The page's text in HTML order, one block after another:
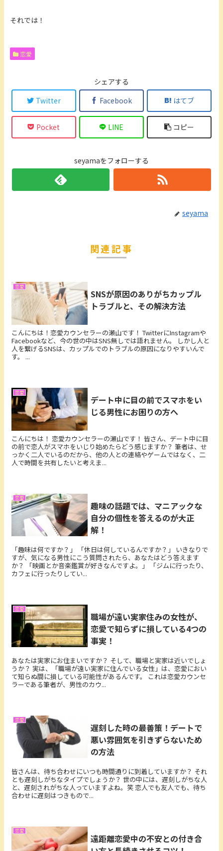
それでは！
恋愛
シェアする
Twitter
Facebook はてブ
Pocket LINE コピー
seyamaをフォローする
seyama
関連記事
恋愛
SNSが原因のありがちカップル
トラブルと、その解決方法
こんにちは！恋愛カウンセラーの瀬山です！ TwitterにInstagramや
Facebookなど、今の世の中はSNS無しでは語れません。 しかし人と
人を繋げるSNSは、カップルでのトラブルの原因になりやすいんで
す。 ...
恋愛
デート中に目の前でスマホをい
じる男性にお困りの方へ
こんにちは！ 恋愛カウンセラーの瀬山です！ 皆さん、デート中に目
の前で恋人がスマホをいじり始めたらどう感じますか？ 筆者は、せ
っかく二人でいるのだから、他の人との連絡やゲームではなく、二
人で時間を共有したいと考えま...
恋愛
趣味の話題では、マニアックな
自分の個性を答えるのが大正
解！
「趣味は何ですか？」 「休日は何しているんですか？」 いきなりで
すが、気になる男性にこう質問されたら、あなたはどう答えます
か？ 「映画とか音楽鑑賞が好きなんですよ。」 「ジムに行ったり、
カフェに行ったりしてい...
恋愛
職場が遠い実家住みの女性が、
恋愛で知らずに損している4つの
事実！
あなたは実家にお住まいですか？ そして、職場と実家は近いでしょ
うか？ 実は、「職場が遠い実家に住んでいる女性」は、恋愛におい
て知らぬ間に損している可能性があるんです。 これは恋愛カウンセ
ラーである筆者が、男性のカウ...
恋愛
遅刻した時の最善策！デートで
悪い雰囲気を引きずらないため
の方法
皆さんは、待ち合わせにいつも時間通りに到着していますか？ それ
とも遅刻しがちなタイプでしょうか？ 世の中には、遅刻しがちな人
と、遅刻されがちな人っていますよね。笑 恋人でも友人でも、待ち
合わせに遅刻はつきもので...
恋愛
遠距離恋愛中の不安との付き合